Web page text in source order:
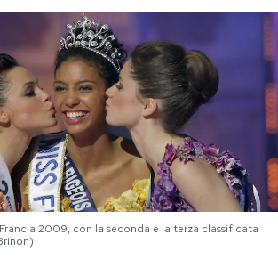
2009, con la seconda e la terza classificata